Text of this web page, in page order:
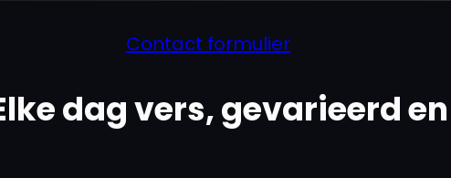
Contact formulier
dag vers, gevarieerd